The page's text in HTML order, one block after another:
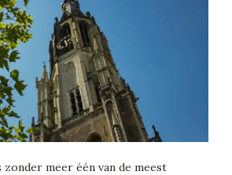
zonder meer één van de meest